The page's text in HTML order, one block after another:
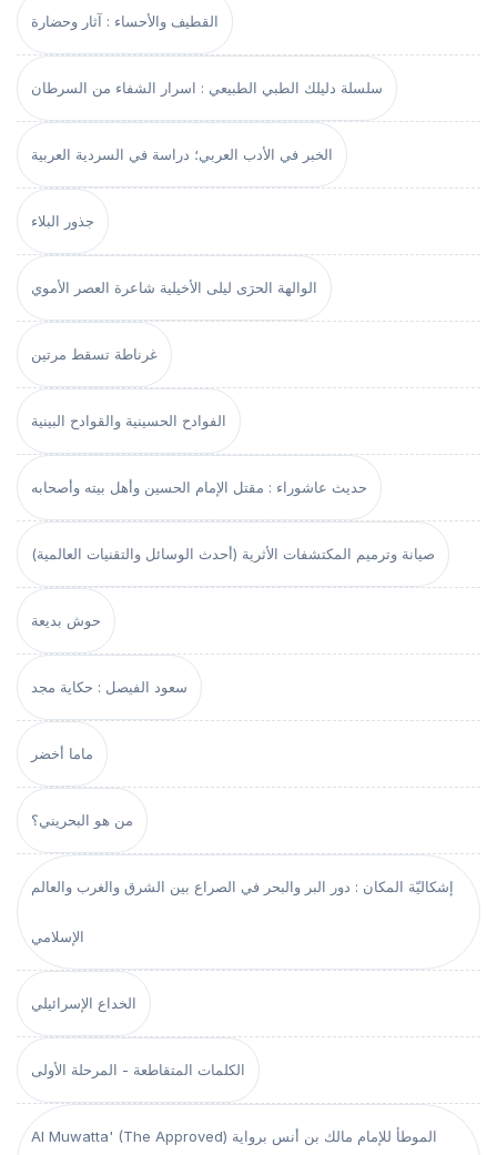
القطيف والأحساء : آثار وحضارة
سلسلة دليلك الطبي الطبيعي : اسرار الشفاء من السرطان
الخبر في الأدب العربي؛ دراسة في السردية العربية
جذور البلاء
الوالهة الحرَى ليلى الأخيلية شاعرة العصر الأموي
غرناطة تسقط مرتين
الفوادح الحسينية والقوادح البينية
حديث عاشوراء : مقتل الإمام الحسين وأهل بيته وأصحابه
صيانة وترميم المكتشفات الأثرية (أحدث الوسائل والتقنيات العالمية)
حوش بديعة
سعود الفيصل : حكاية مجد
ماما أخضر
من هو البحريني؟
إشكاليّة المكان : دور البر والبحر في الصراع بين الشرق والغرب والعالم
الإسلامي
الخداع الإسرائيلي
الكلمات المتقاطعة - المرحلة الأولى
Al Muwatta' (The Approved) الموطأ للإمام مالك بن أنس برواية